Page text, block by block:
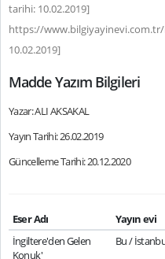
tarihi: 10.02.2019]
https://
10.02.2019]
Madde Yazım Bilgileri
Yazar: ALI AKSAKAL
Yayın Tarihi: 26.02.2019
Güncelleme Tarihi: 20.12.2020
Eser Adı Yayın evi
İngiltere'den Gelen
Konuk'
Bu /